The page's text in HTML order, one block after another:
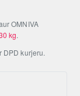
OMNIVA
kg.
DPD kurjeru.